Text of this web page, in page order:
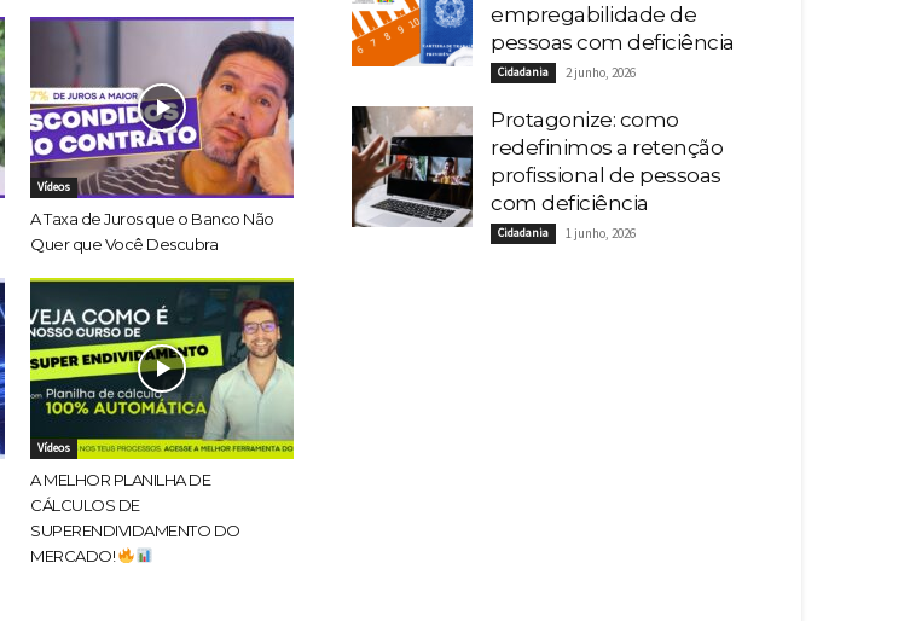
Vídeos
A Taxa de Juros que o Banco Não
Quer que Você Descubra
Vídeos
A MELHOR PLANILHA DE
CÁLCULOS DE
SUPERENDIVIDAMENTO DO
MERCADO!
empregabilidade de
pessoas com deficiência
Cidadania 2 junho, 2026
Protagonize: como
redefinimos a retenção
profissional de pessoas
com deficiência
Cidadania 1 junho, 2026